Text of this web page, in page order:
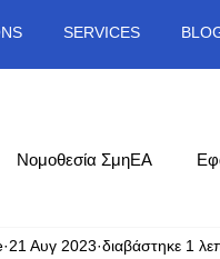
SERVICES
Νομοθεσία ΣμηΕΑ
21 Αυγ 2023 διαβάστηκε 1